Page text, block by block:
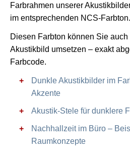
Farbrahmen unserer
im entsprechenden NCS-Farbton.
Diesen Farbton können Sie
Akustikbild umsetzen – exakt
Farbcode.
Dunkle Akustikbilder im
Akzente
Akustik-Stele für dunklere
Nachhallzeit im Büro –
Raumkonzepte